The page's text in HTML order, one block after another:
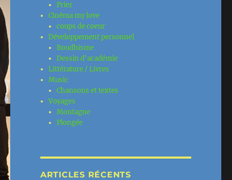
Prier
Cinéma my love
coups de coeur
Développement personnel
Boudhisme
Dessin d'académie
Littérature / Livres
Music
Chansons et textes
Voyages
Montagne
Plongée
ARTICLES RÉCENTS